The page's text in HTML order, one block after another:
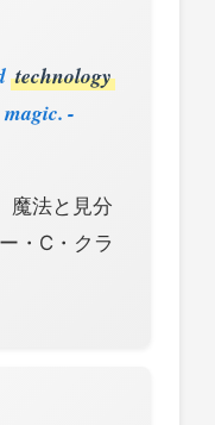
technology
-
魔法と見分
・C・クラ